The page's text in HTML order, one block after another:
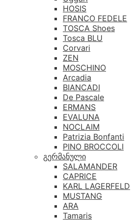
HOSIS
FRANCO FEDELE
TOSCA Shoes
Tosca BLU
Corvari
ZEN
MOSCHINO
Arcadia
BIANCADI
De Pascale
ERMANS
EVALUNA
NOCLAIM
Patrizia Bonfanti
PINO BROCCOLI
გერმანული
SALAMANDER
CAPRICE
KARL LAGERFELD
MUSTANG
ARA
Tamaris